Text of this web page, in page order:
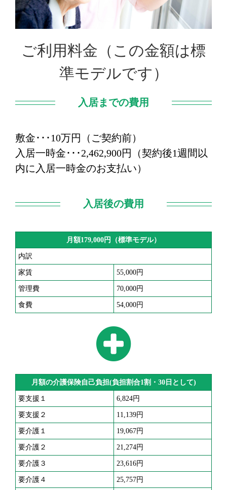
ご利用料金（この金額は標
準モデルです）
入居までの費用
敷金･･･10万円（ご契約前）
入居一時金･･･2,462,900円（契約後1週間以
内に入居一時金のお支払い）
入居後の費用
月額179,000円（標準モデル）
内訳
家賃 55,000円
管理費 70,000円
食費 54,000円
月額の介護保険自己負担(負担割合1割・30日として)
要支援１ 6,824円
要支援２ 11,139円
要介護１ 19,067円
要介護２ 21,274円
要介護３ 23,616円
要介護４ 25,757円